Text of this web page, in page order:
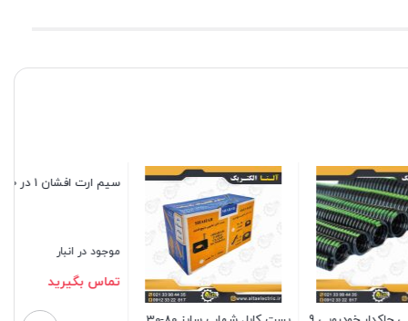
سرسیم برنجی نری کولری
موجود در انبار
تماس بگیرید
وارنیش نسوز سایز 20 میلیمتر
موجود در انبار
130,000 تومان